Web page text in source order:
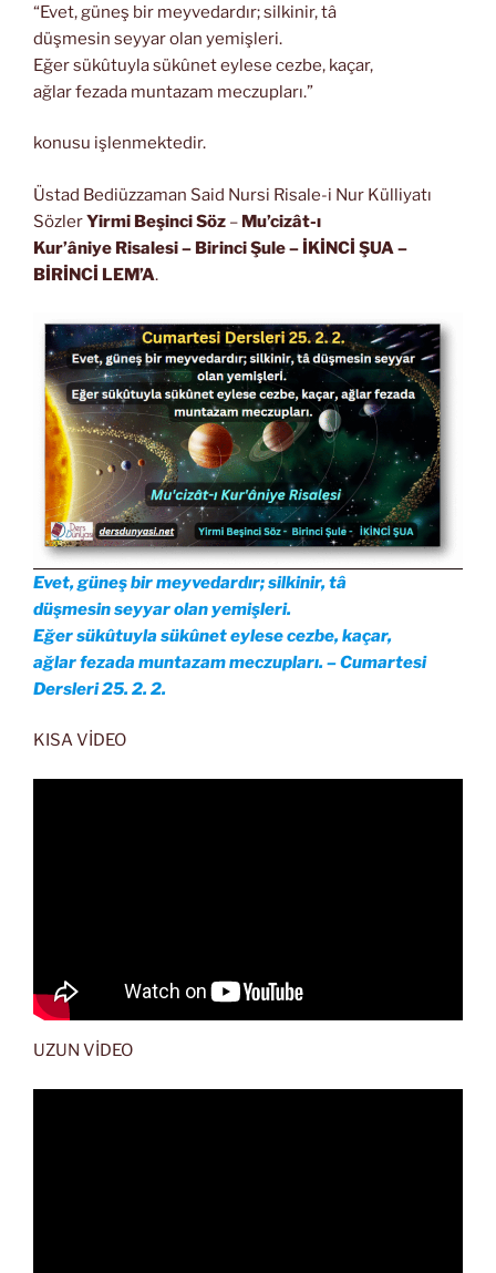
“Evet, güneş bir meyvedardır; silkinir, tâ
düşmesin seyyar olan yemişleri.
Eğer sükûtuyla sükûnet eylese cezbe, kaçar,
ağlar fezada muntazam meczupları.”
konusu işlenmektedir.
Üstad Bediüzzaman Said Nursi Risale-i Nur Külliyatı
SözlerYirmi Beşinci Söz – Mu’cizât-ı
Kur’âniye Risalesi– Birinci Şule – İKİNCİ ŞUA–
BİRİNCİ LEM’A.
Evet, güneş bir meyvedardır; silkinir, tâ
düşmesin seyyar olan yemişleri.
Eğer sükûtuyla sükûnet eylese cezbe, kaçar,
ağlar fezada muntazam meczupları. – Cumartesi
Dersleri 25. 2. 2.
KISA VİDEO
UZUN VİDEO